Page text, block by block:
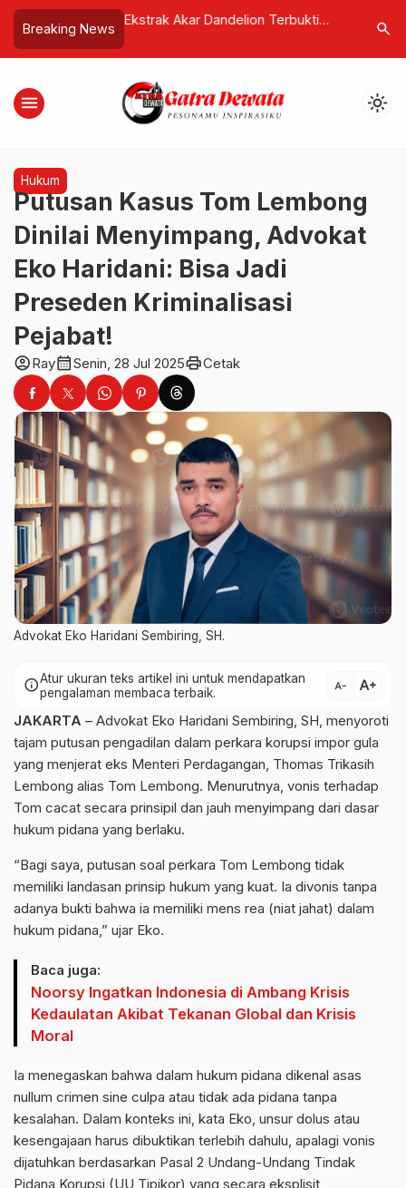
Breaking News
Mantan
Terancam
Ekstrak Akar Dandelion Terbukti
Besar Hanya dalam 48 Jam
Utang
search
menu light_mode
Hukum
Putusan Kasus Tom Lembong
Dinilai Menyimpang, Advokat
Eko Haridani: Bisa Jadi
Preseden Kriminalisasi
Pejabat!
account_circleRaycalendar_monthSenin, 28 Jul 2025printCetak
Advokat Eko Haridani Sembiring, SH.
infoAtur ukuran teks artikel ini untuk mendapatkan
pengalaman membaca terbaik.
text_decrease text_increase
JAKARTA – Advokat Eko Haridani Sembiring, SH, menyoroti
tajam putusan pengadilan dalam perkara korupsi impor gula
yang menjerat eks Menteri Perdagangan, Thomas Trikasih
Lembong alias Tom Lembong. Menurutnya, vonis terhadap
Tom cacat secara prinsipil dan jauh menyimpang dari dasar
hukum pidana yang berlaku.
“Bagi saya, putusan soal perkara Tom Lembong tidak
memiliki landasan prinsip hukum yang kuat. Ia divonis tanpa
adanya bukti bahwa ia memiliki mens rea (niat jahat) dalam
hukum pidana,” ujar Eko.
Baca juga:
Noorsy Ingatkan Indonesia di Ambang Krisis
Kedaulatan Akibat Tekanan Global dan Krisis
Moral
Ia menegaskan bahwa dalam hukum pidana dikenal asas
nullum crimen sine culpa atau tidak ada pidana tanpa
kesalahan. Dalam konteks ini, kata Eko, unsur dolus atau
kesengajaan harus dibuktikan terlebih dahulu, apalagi vonis
dijatuhkan berdasarkan Pasal 2 Undang-Undang Tindak
Pidana Korupsi (UU Tipikor) yang secara eksplisit